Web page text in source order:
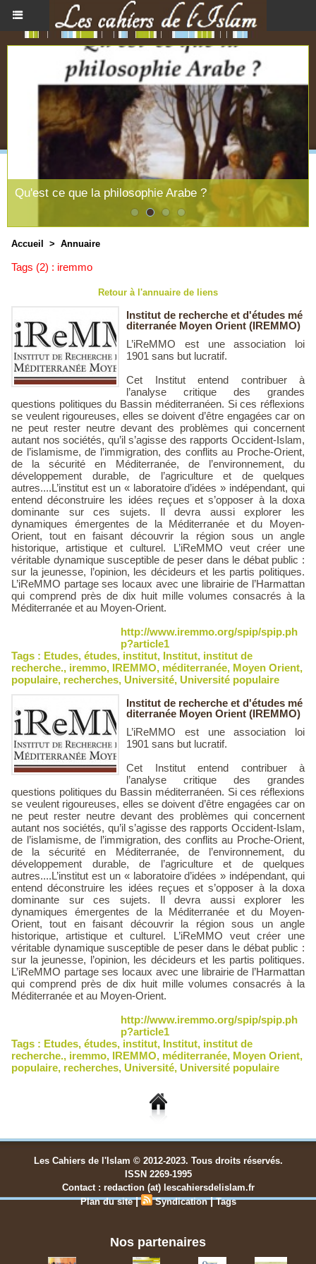
Qu'est ce que la philosophie Arabe ?
Accueil > Annuaire
Tags (2) : iremmo
Retour à l'annuaire de liens
Institut de recherche et d'études mé
diterranée Moyen Orient (IREMMO)
L’iReMMO est une association loi
1901 sans but lucratif.
Cet Institut entend contribuer à
l’analyse critique des grandes
questions politiques du Bassin méditerranéen. Si ces réflexions
se veulent rigoureuses, elles se doivent d’être engagées car on
ne peut rester neutre devant des problèmes qui concernent
autant nos sociétés, qu’il s’agisse des rapports Occident-Islam,
de l’islamisme, de l’immigration, des conflits au Proche-Orient,
de la sécurité en Méditerranée, de l’environnement, du
développement durable, de l’agriculture et de quelques
autres....L’institut est un « laboratoire d’idées » indépendant, qui
entend déconstruire les idées reçues et s’opposer à la doxa
dominante sur ces sujets. Il devra aussi explorer les
dynamiques émergentes de la Méditerranée et du Moyen-
Orient, tout en faisant découvrir la région sous un angle
historique, artistique et culturel. L’iReMMO veut créer une
véritable dynamique susceptible de peser dans le débat public :
sur la jeunesse, l’opinion, les décideurs et les partis politiques.
L’iReMMO partage ses locaux avec une librairie de l’Harmattan
qui comprend près de dix huit mille volumes consacrés à la
Méditerranée et au Moyen-Orient.
http://www.iremmo.org/spip/spip.ph
p?article1
Tags : Etudes, études, institut, Institut, institut de
recherche., iremmo, IREMMO, méditerranée, Moyen Orient,
populaire, recherches, Université, Université populaire
Institut de recherche et d'études mé
diterranée Moyen Orient (IREMMO)
L’iReMMO est une association loi
1901 sans but lucratif.
Cet Institut entend contribuer à
l’analyse critique des grandes
questions politiques du Bassin méditerranéen. Si ces réflexions
se veulent rigoureuses, elles se doivent d’être engagées car on
ne peut rester neutre devant des problèmes qui concernent
autant nos sociétés, qu’il s’agisse des rapports Occident-Islam,
de l’islamisme, de l’immigration, des conflits au Proche-Orient,
de la sécurité en Méditerranée, de l’environnement, du
développement durable, de l’agriculture et de quelques
autres....L’institut est un « laboratoire d’idées » indépendant, qui
entend déconstruire les idées reçues et s’opposer à la doxa
dominante sur ces sujets. Il devra aussi explorer les
dynamiques émergentes de la Méditerranée et du Moyen-
Orient, tout en faisant découvrir la région sous un angle
historique, artistique et culturel. L’iReMMO veut créer une
véritable dynamique susceptible de peser dans le débat public :
sur la jeunesse, l’opinion, les décideurs et les partis politiques.
L’iReMMO partage ses locaux avec une librairie de l’Harmattan
qui comprend près de dix huit mille volumes consacrés à la
Méditerranée et au Moyen-Orient.
http://www.iremmo.org/spip/spip.ph
p?article1
Tags : Etudes, études, institut, Institut, institut de
recherche., iremmo, IREMMO, méditerranée, Moyen Orient,
populaire, recherches, Université, Université populaire
Les Cahiers de l'Islam © 2012-2023. Tous droits réservés.
ISSN 2269-1995
Contact : redaction (at) lescahiersdelislam.fr
Plan du site | Syndication |Tags
Nos partenaires